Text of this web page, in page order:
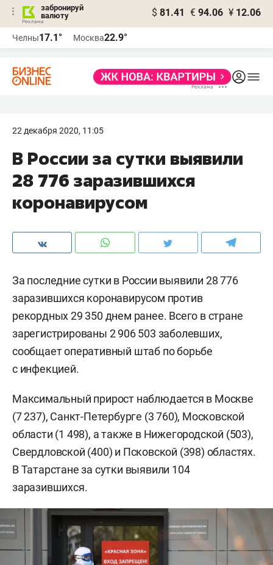
забронируй
валюту
$ 81.41 € 94.06 ¥ 12.06
Челны17.1° Москва22.9°
22 декабря 2020, 11:05
В России за сутки выявили
28 776 заразившихся
коронавирусом
За последние сутки в России выявили 28 776
заразившихся коронавирусом против
рекордных 29 350 днем ранее. Всего в стране
зарегистрированы 2 906 503 заболевших,
сообщает оперативный штаб по борьбе
с инфекцией.
Максимальный прирост наблюдается в Москве
(7 237), Санкт-Петербурге (3 760), Московской
области (1 498), а также в Нижегородской (503),
Свердловской (400) и Псковской (398) областях.
В Татарстане за сутки выявили 104
заразившихся.